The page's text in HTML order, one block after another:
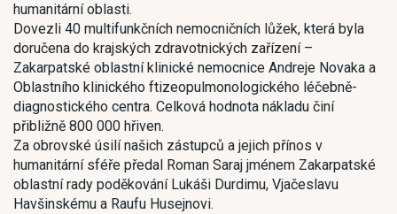
humanitární oblasti.
Dovezli 40 multifunkčních nemocničních lůžek, která byla
doručena do krajských zdravotnických zařízení –
Zakarpatské oblastní klinické nemocnice Andreje Novaka a
Oblastního klinického ftizeopulmonologického léčebně-
diagnostického centra. Celková hodnota nákladu činí
přibližně 800 000 hřiven.
Za obrovské úsilí našich zástupců a jejich přínos v
humanitární sféře předal Roman Saraj jménem Zakarpatské
oblastní rady poděkování Lukáši Durdimu, Vjačeslavu
Havšinskému a Raufu Husejnovi.